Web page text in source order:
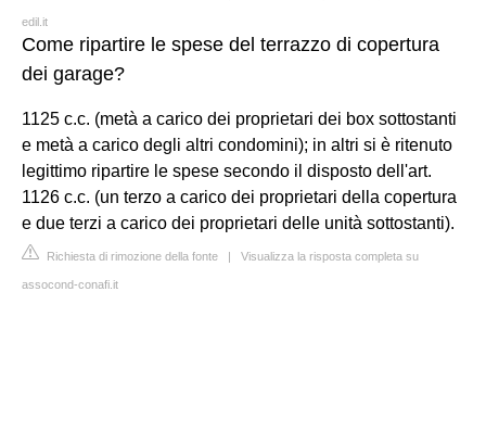
edil.it
Come ripartire le spese del terrazzo di copertura
dei garage?
1125 c.c. (metà a carico dei proprietari dei box sottostanti
e metà a carico degli altri condomini); in altri si è ritenuto
legittimo ripartire le spese secondo il disposto dell'art.
1126 c.c. (un terzo a carico dei proprietari della copertura
e due terzi a carico dei proprietari delle unità sottostanti).
Richiesta di rimozione della fonte | Visualizza la risposta completa su
assocond-conafi.it